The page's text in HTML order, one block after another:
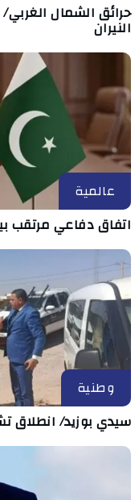
حرائق الشمال
النيران
عالمية
اتفاق دفاعي مرتقب
وطنية
سيدي بوزيد/ انطلاق